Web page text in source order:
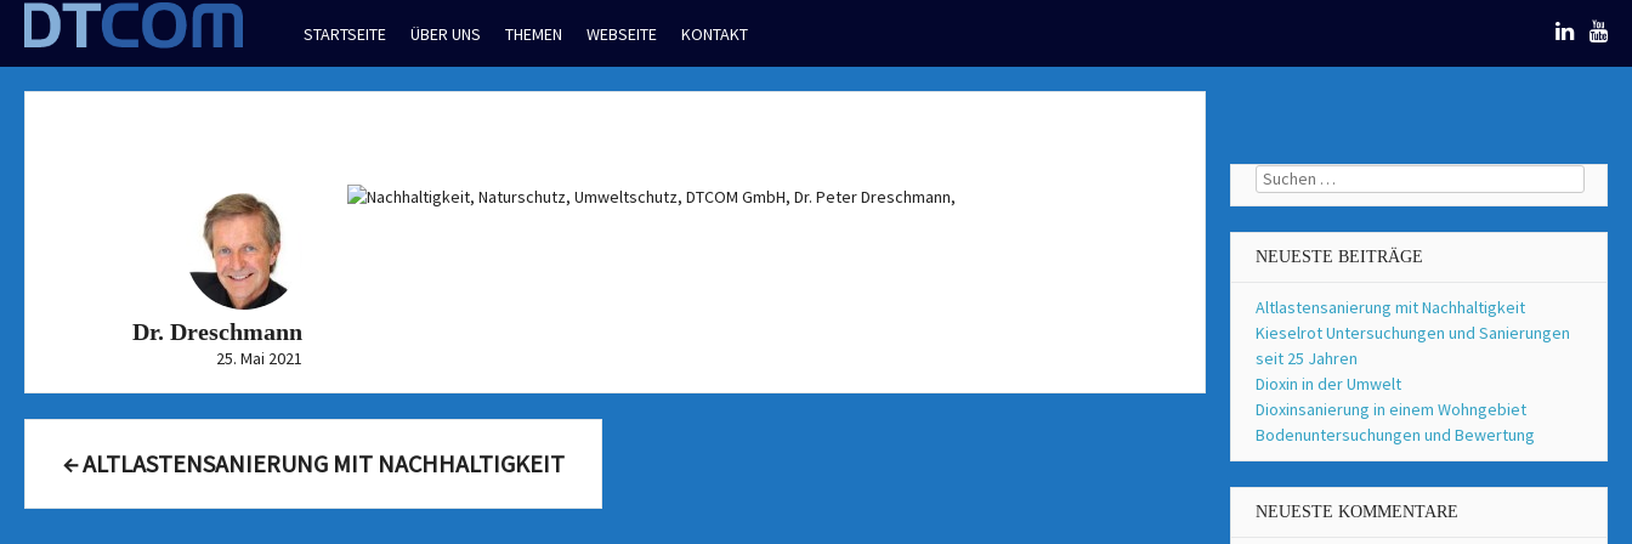
Skip
content
STARTSEITE ÜBER UNS THEMEN WEBSEITE KONTAKT
Dr. Dreschmann
25. Mai 2021
←ALTLASTENSANIERUNG MIT NACHHALTIGKEIT
Suchen
nach:
NEUESTE BEITRÄGE
Altlastensanierung mit Nachhaltigkeit
Kieselrot Untersuchungen und Sanierungen
seit 25 Jahren
Dioxin in der Umwelt
Dioxinsanierung in einem Wohngebiet
Bodenuntersuchungen und Bewertung
NEUESTE KOMMENTARE